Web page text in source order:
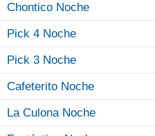
Chontico Noche
Pick 4 Noche
Pick 3 Noche
Cafeterito Noche
La Culona Noche